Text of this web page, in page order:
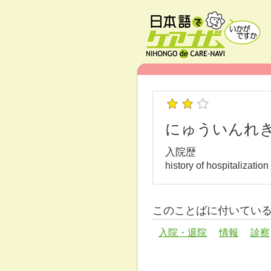
にゅういんれき
入院歴
history of hospitalization
このことばに付いてい
入院・退院 情報 診察